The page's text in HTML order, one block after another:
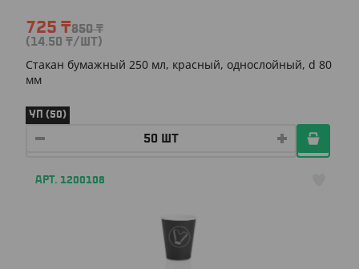
725 ₸850₸
(14.50 ₸/ШТ)
Cтакан бумажный 250 мл, красный, однослойный, d 80
мм
УП (50)
АРТ. 1200108